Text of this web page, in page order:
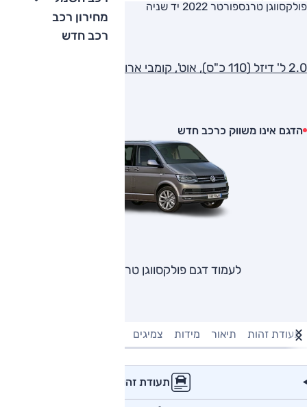
מחירון רכב
רכב חדש
פולקסווגן טרנספורטר 2022 יד שניה
2.0 ל' דיזל (110 כ"ס), אוט', קומבי ארוך
הדגם אינו משווק כרכב חדש
לעמוד דגם פולקסווגן טרנספורטר
תעודת זהות תיאור מידות צמיגים
תעודת זהות